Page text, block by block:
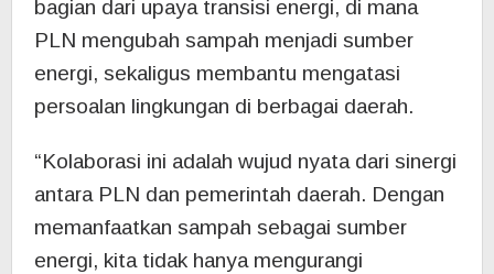
bagian dari upaya transisi energi, di mana
PLN mengubah sampah menjadi sumber
energi, sekaligus membantu mengatasi
persoalan lingkungan di berbagai daerah.
“Kolaborasi ini adalah wujud nyata dari sinergi
antara PLN dan pemerintah daerah. Dengan
memanfaatkan sampah sebagai sumber
energi, kita tidak hanya mengurangi